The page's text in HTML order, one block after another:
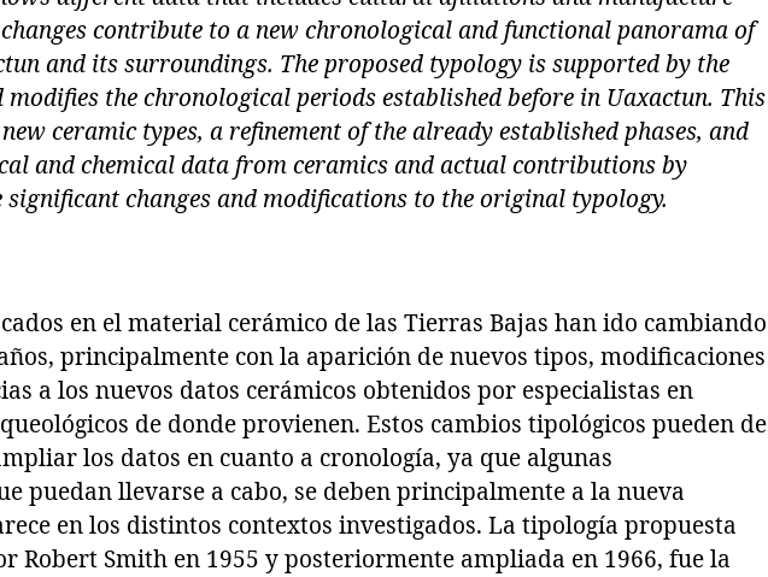
changes contribute to a new chronological and functional panorama of
and its surroundings. The proposed typology is supported by the
modifies the chronological periods established before in Uaxactun. This
ceramic types, a refinement of the already established phases, and
and chemical data from ceramics and actual contributions by
significant changes and modifications to the original typology.
en el material cerámico de las Tierras Bajas han ido cambiando
principalmente con la aparición de nuevos tipos, modificaciones
a los nuevos datos cerámicos obtenidos por especialistas en
de donde provienen. Estos cambios tipológicos pueden de
los datos en cuanto a cronología, ya que algunas
puedan llevarse a cabo, se deben principalmente a la nueva
en los distintos contextos investigados. La tipología propuesta
Robert Smith en 1955 y posteriormente ampliada en 1966, fue la